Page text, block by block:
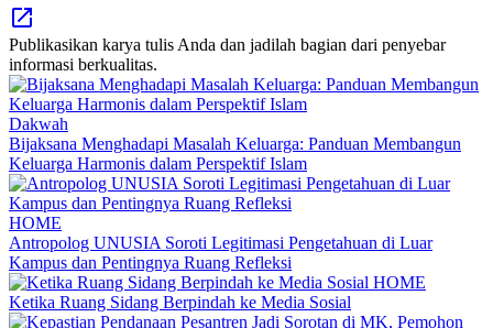
Publikasikan karya tulis Anda dan jadilah bagian dari penyebar
informasi berkualitas.
Dakwah
Bijaksana Menghadapi Masalah Keluarga: Panduan Membangun
Keluarga Harmonis dalam Perspektif Islam
HOME
Antropolog UNUSIA Soroti Legitimasi Pengetahuan di Luar
Kampus dan Pentingnya Ruang Refleksi
HOME
Ketika Ruang Sidang Berpindah ke Media Sosial